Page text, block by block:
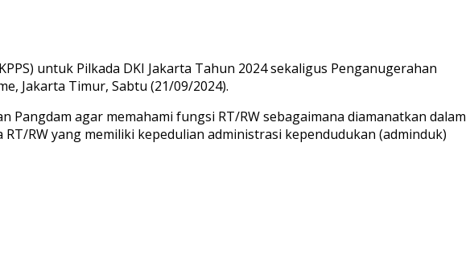
untuk Pilkada DKI Jakarta Tahun 2024 sekaligus Penganugerahan
Jakarta Timur, Sabtu (21/09/2024).
Pangdam agar memahami fungsi RT/RW sebagaimana diamanatkan dalam
RW yang memiliki kepedulian administrasi kependudukan (adminduk)